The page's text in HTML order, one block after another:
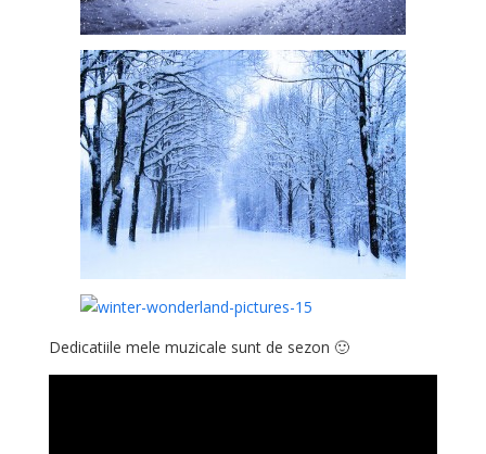
Dedicatiile mele muzicale sunt de sezon 🙂